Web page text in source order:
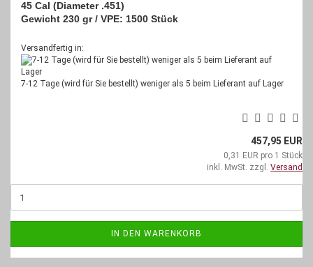
45 Cal (Diameter .451)
Gewicht 230 gr / VPE: 1500 Stück
Versandfertig in:
7-12 Tage (wird für Sie bestellt) weniger als 5 beim Lieferant auf Lager
457,95 EUR
0,31 EUR pro 1 Stück
inkl. MwSt. zzgl. Versand
IN DEN WARENKORB